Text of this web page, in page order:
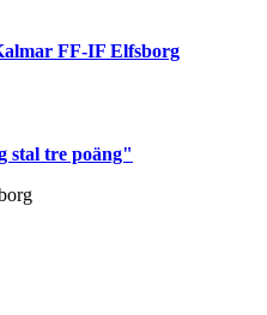
FF-IF Elfsborg
stal tre poäng"